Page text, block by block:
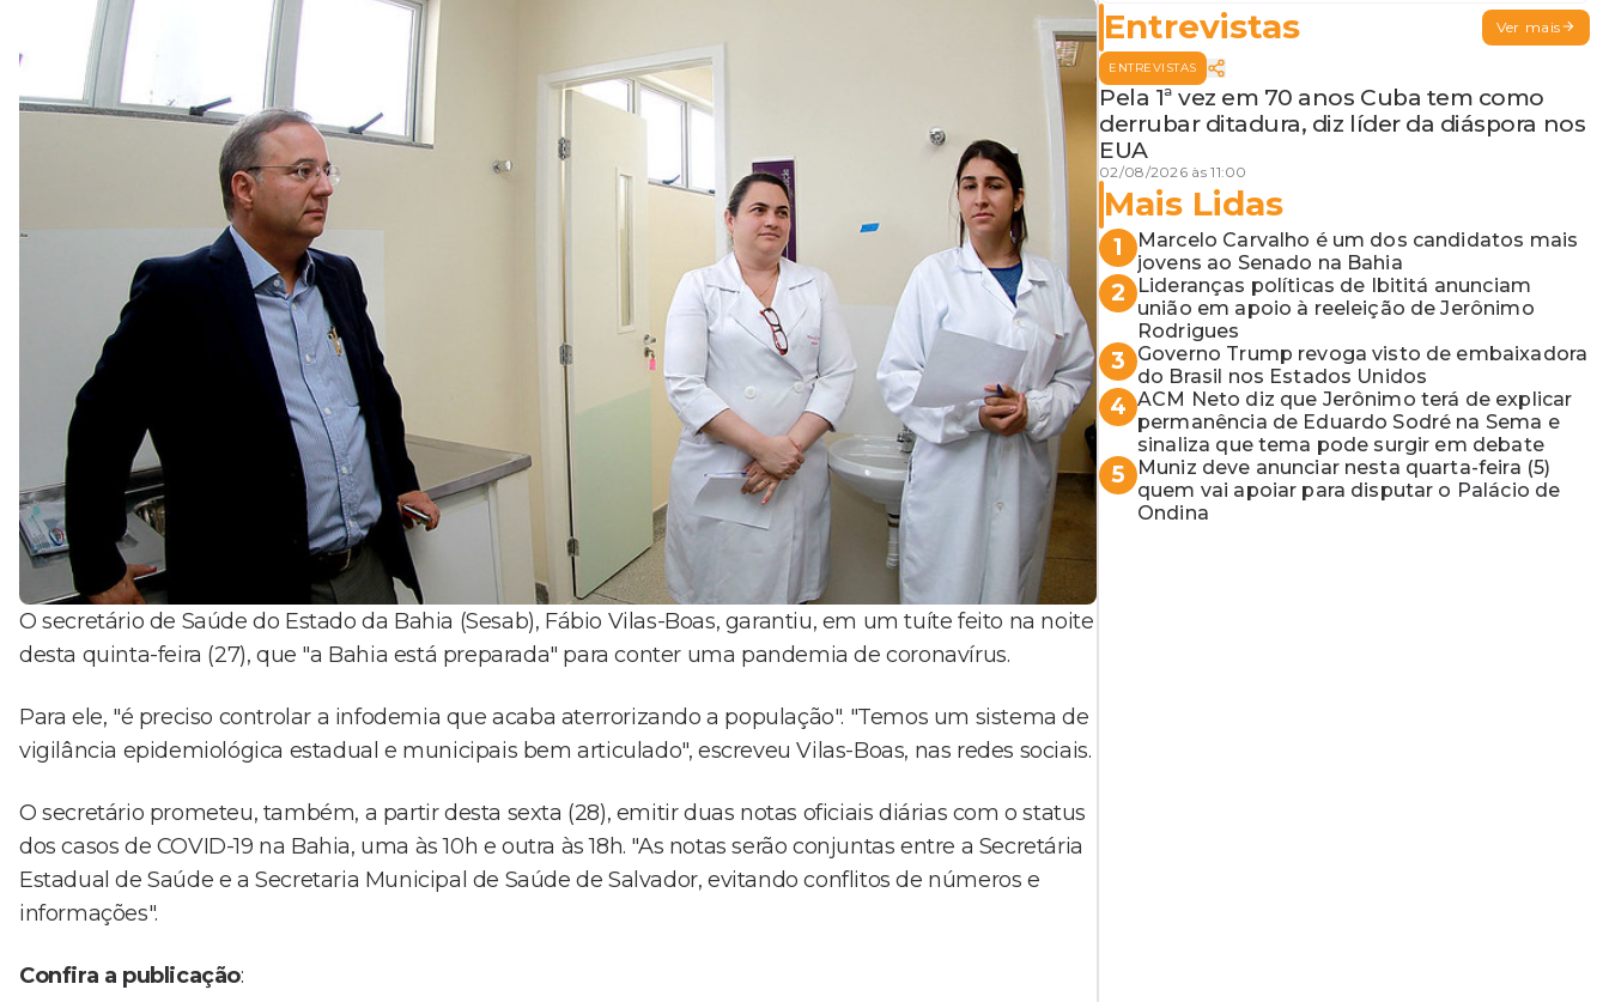
O secretário de Saúde do Estado da Bahia (Sesab), Fábio Vilas-Boas, garantiu, em um tuíte feito na noite
desta quinta-feira (27), que "a Bahia está preparada" para conter uma pandemia de coronavírus.
Para ele, "é preciso controlar a infodemia que acaba aterrorizando a população". "Temos um sistema de
vigilância epidemiológica estadual e municipais bem articulado", escreveu Vilas-Boas, nas redes sociais.
O secretário prometeu, também, a partir desta sexta (28), emitir duas notas oficiais diárias com o status
dos casos de COVID-19 na Bahia, uma às 10h e outra às 18h. "As notas serão conjuntas entre a Secretária
Estadual de Saúde e a Secretaria Municipal de Saúde de Salvador, evitando conflitos de números e
informações".
Confira a publicação:
Entrevistas Ver mais
ENTREVISTAS
Pela 1ª vez em 70 anos Cuba tem como
derrubar ditadura, diz líder da diáspora nos
EUA
02/08/2026 às 11:00
Mais Lidas
1
Marcelo Carvalho é um dos candidatos mais
jovens ao Senado na Bahia
2
Lideranças políticas de Ibititá anunciam
união em apoio à reeleição de Jerônimo
Rodrigues
3
Governo Trump revoga visto de embaixadora
do Brasil nos Estados Unidos
4 ACM Neto diz que Jerônimo terá de explicar
permanência de Eduardo Sodré na Sema e
sinaliza que tema pode surgir em debate
5
Muniz deve anunciar nesta quarta-feira (5)
quem vai apoiar para disputar o Palácio de
Ondina